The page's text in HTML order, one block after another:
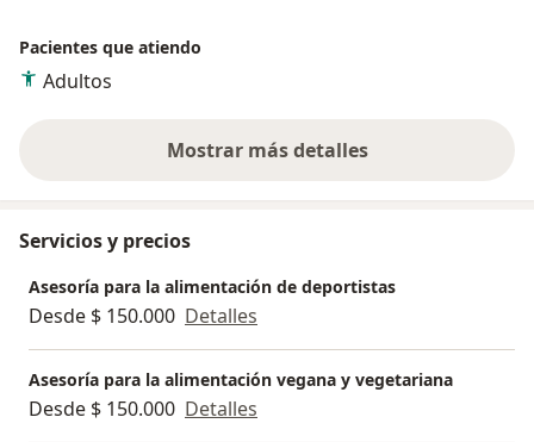
Pacientes que atiendo
Adultos
Mostrar más detalles
sobre la experiencia
Servicios y precios
Asesoría para la alimentación de deportistas
Desde $ 150.000 Detalles
Asesoría para la alimentación vegana y vegetariana
Desde $ 150.000 Detalles